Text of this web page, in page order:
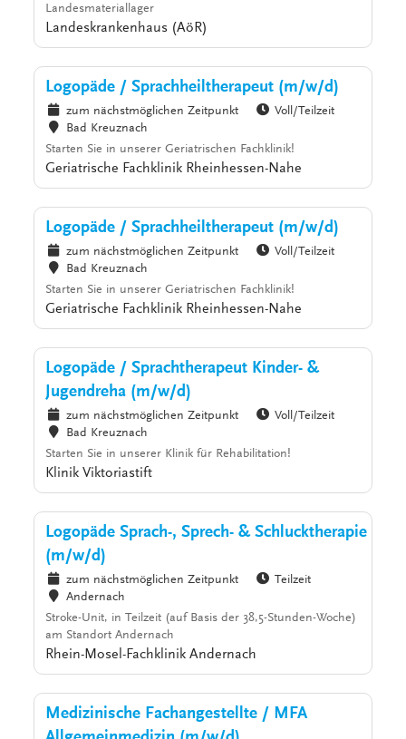
Landesmateriallager
Landeskrankenhaus (AöR)
Logopäde / Sprachheiltherapeut (m/w/d)
zum nächstmöglichen Zeitpunkt
Voll/Teilzeit
Bad Kreuznach
Starten Sie in unserer Geriatrischen Fachklinik!
Geriatrische Fachklinik Rheinhessen-Nahe
Logopäde / Sprachheiltherapeut (m/w/d)
zum nächstmöglichen Zeitpunkt
Voll/Teilzeit
Bad Kreuznach
Starten Sie in unserer Geriatrischen Fachklinik!
Geriatrische Fachklinik Rheinhessen-Nahe
Logopäde / Sprachtherapeut Kinder- &
Jugendreha (m/w/d)
zum nächstmöglichen Zeitpunkt
Voll/Teilzeit
Bad Kreuznach
Starten Sie in unserer Klinik für Rehabilitation!
Klinik Viktoriastift
Logopäde Sprach-, Sprech- & Schlucktherapie
(m/w/d)
zum nächstmöglichen Zeitpunkt
Teilzeit
Andernach
Stroke-Unit, in Teilzeit (auf Basis der 38,5-Stunden-Woche)
am Standort Andernach
Rhein-Mosel-Fachklinik Andernach
Medizinische Fachangestellte / MFA